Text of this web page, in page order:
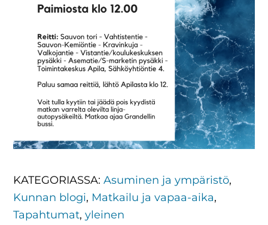
KATEGORIASSA:Asuminen ja ympäristö,
Kunnan blogi, Matkailu ja vapaa-aika,
Tapahtumat,yleinen